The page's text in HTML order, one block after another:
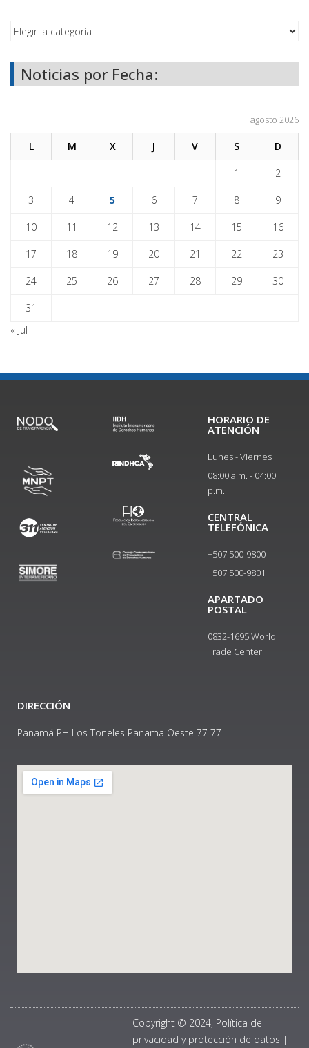
Noticias por Fecha:
agosto 2026
L M X J V S D
1 2
3 4 5 6 7 8 9
10 11 12 13 14 15 16
17 18 19 20 21 22 23
24 25 26 27 28 29 30
31
« Jul
HORARIO DE
ATENCIÓN
Lunes - Viernes
08:00 a.m. - 04:00
p.m.
CENTRAL
TELEFÓNICA
+507 500-9800
+507 500-9801​
APARTADO
POSTAL
0832-1695 World
Trade Center
DIRECCIÓN
Panamá PH Los Toneles Panama Oeste 77 77
Copyright © 2024, Política de
privacidad y protección de datos |